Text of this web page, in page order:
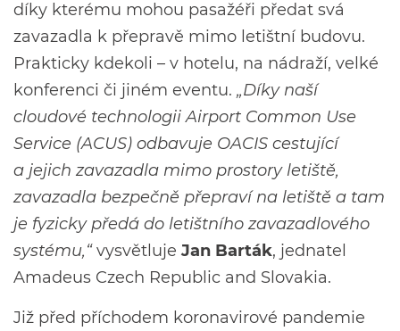
díky kterému mohou pasažéři předat svá
zavazadla k přepravě mimo letištní budovu.
Prakticky kdekoli – v hotelu, na nádraží, velké
konferenci či jiném eventu. „Díky naší
cloudové technologii Airport Common Use
Service (ACUS) odbavuje OACIS cestující
a jejich zavazadla mimo prostory letiště,
zavazadla bezpečně přepraví na letiště a tam
je fyzicky předá do letištního zavazadlového
systému,“vysvětluje Jan Barták, jednatel
Amadeus Czech Republic and Slovakia.
Již před příchodem koronavirové pandemie